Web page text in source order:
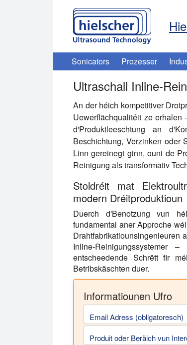
Sonicators Prozesser
Ultraschall Inline-
An der héich kompetitiver
Uewerflächqualitéit ze erhalen
d'Produktleeschtung an
Beschichtung, Verzinken oder
Linn gereinegt ginn, ouni de
Reinigung als transformativ
Stoldréit mat
modern Dréitproduktioun
Duerch d'Benotzung vun
fundamental aner Approche
Drahtfabrikatiounsingenieuren
Inline-
entscheedende Schrëtt fir
Betribskäschten duer.
Informatiounen Ufro
Email Adress (obligatoresch)
Produit oder Beräich vun